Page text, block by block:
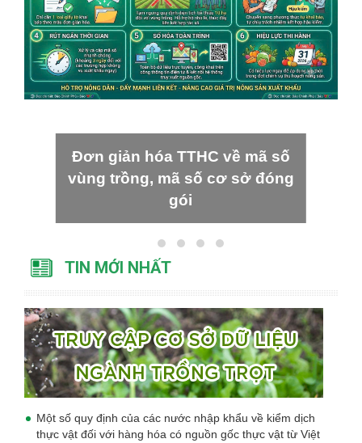
Đơn giản hóa TTHC về mã số
vùng trồng, mã số cơ sở đóng
gói
TIN MỚI NHẤT
Một số quy định của các nước nhập khẩu về kiểm dịch
thực vật đối với hàng hóa có nguồn gốc thực vật từ Việt